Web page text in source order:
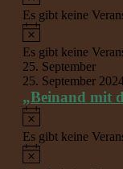
Es gibt keine
Hinweis
Es gibt keine
25. September
25. September
„Beinand mit
Hinweis
Es gibt keine
Hinweis